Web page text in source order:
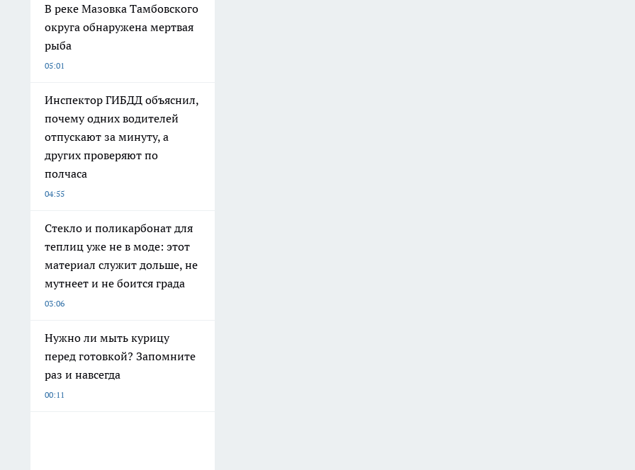
В реке Мазовка Тамбовского
округа обнаружена мертвая
рыба
05:01
Инспектор ГИБДД объяснил,
почему одних водителей
отпускают за минуту, а
других проверяют по
полчаса
04:55
Стекло и поликарбонат для
теплиц уже не в моде: этот
материал служит дольше, не
мутнеет и не боится града
03:06
Нужно ли мыть курицу
перед готовкой? Запомните
раз и навсегда
00:11